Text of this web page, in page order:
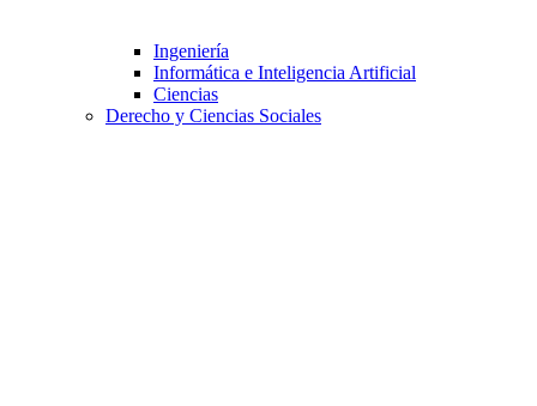
Ingeniería
Informática e Inteligencia Artificial
Ciencias
Derecho y Ciencias Sociales